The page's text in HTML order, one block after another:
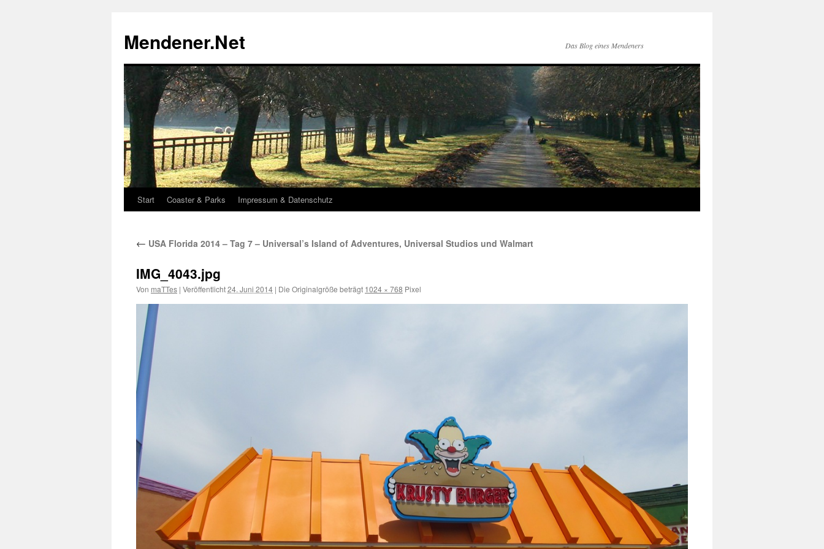
springen
Mendener.Net Das Blog eines Mendeners
Start Coaster & Parks Impressum & Datenschutz
← USA Florida 2014 – Tag 7 – Universal’s Island of Adventures, Universal Studios und Walmart
IMG_4043.jpg
Von maTTes | Veröffentlicht24. Juni 2014 | Die Originalgröße beträgt 1024 × 768 Pixel